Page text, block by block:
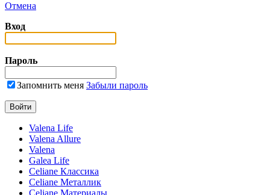
Отмена
Вход
Пароль
Запомнить меня Забыли пароль
Valena Life
Valena Allure
Valena
Galea Life
Celiane Классика
Celiane Металлик